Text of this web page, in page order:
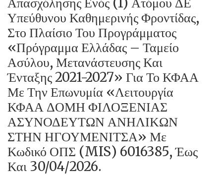
Υπεύθυνου Καθημερινής Φροντίδας,
Στο Πλαίσιο Του Προγράμματος
«Πρόγραμμα Ελλάδας – Ταμείο
Ασύλου, Μετανάστευσης Και
Ένταξης 2021-2027» Για Το ΚΦΑΑ
Με Την Επωνυμία «Λειτουργία
ΚΦΑΑ ΔΟΜΗ ΦΙΛΟΞΕΝΙΑΣ
ΑΣΥΝΟΔΕΥΤΩΝ ΑΝΗΛΙΚΩΝ
ΣΤΗΝ ΗΓΟΥΜΕΝΙΤΣΑ» Με
Κωδικό ΟΠΣ (MIS) 6016385, Έως
Και 30/04/2026.